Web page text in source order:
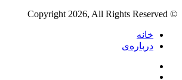
© Copyright 2026, All Rights Reserved
خانه
درباره‌ی